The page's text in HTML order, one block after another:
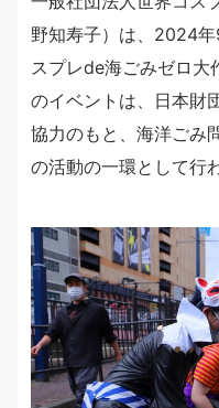
野知寿子）は、2024
スプレde海ごみゼロ大
のイベントは、日本財
協力のもと、海洋ごみ
の活動の一環として行